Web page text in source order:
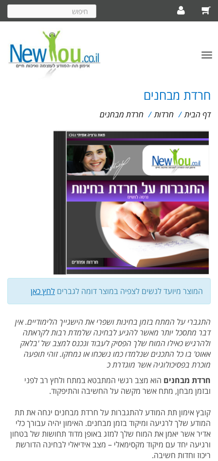
חיפוש
באתר
פתח/סגור
חרדת מבחנים
דף הבית / חרדות / חרדת מבחנים
המוצר מיועד לנשים לצפיה במוצר דומה לגברים לחץ כאן
התגברי על המתח בזמן בחינות ושפרי את הישגייך הלימודיים. אין
דבר מתסכל יותר מאשר להגיע לבחינה שלמדת רבות לקראתה
ולהרגיש כאילו המוח שלך הפסיק לעבוד ונכנס למצב של 'בלאק
אאוט' בו כל התכנים שנלמדו כמו נשכחו או נמחקו. זוהי תופעה
מוכרת בפסיכולוגיה אשר מוגדרת כ
חרדת מבחנים הוא מצב רגשי המתבטא במתח ולחץ רב לפני
ובזמן מבחן, מתח אשר מקשה על החשיבה והתיפקוד.
קובץ אימון תת המודע להתגברות על חרדת מבחנים ינחה את תת
המודע שלך לרגיעה ומיקוד בזמן מבחנים. האימון יהיה עבורך כלי
אדיר אשר יאמן את המוח שלך למזג באופן מדוד תחושות של בטחון
ורגיעה יחד עם מיקוד מקסימאלי – מצב אידיאלי לבחינה הדורשת
ריכוז וחדות חשיבה.